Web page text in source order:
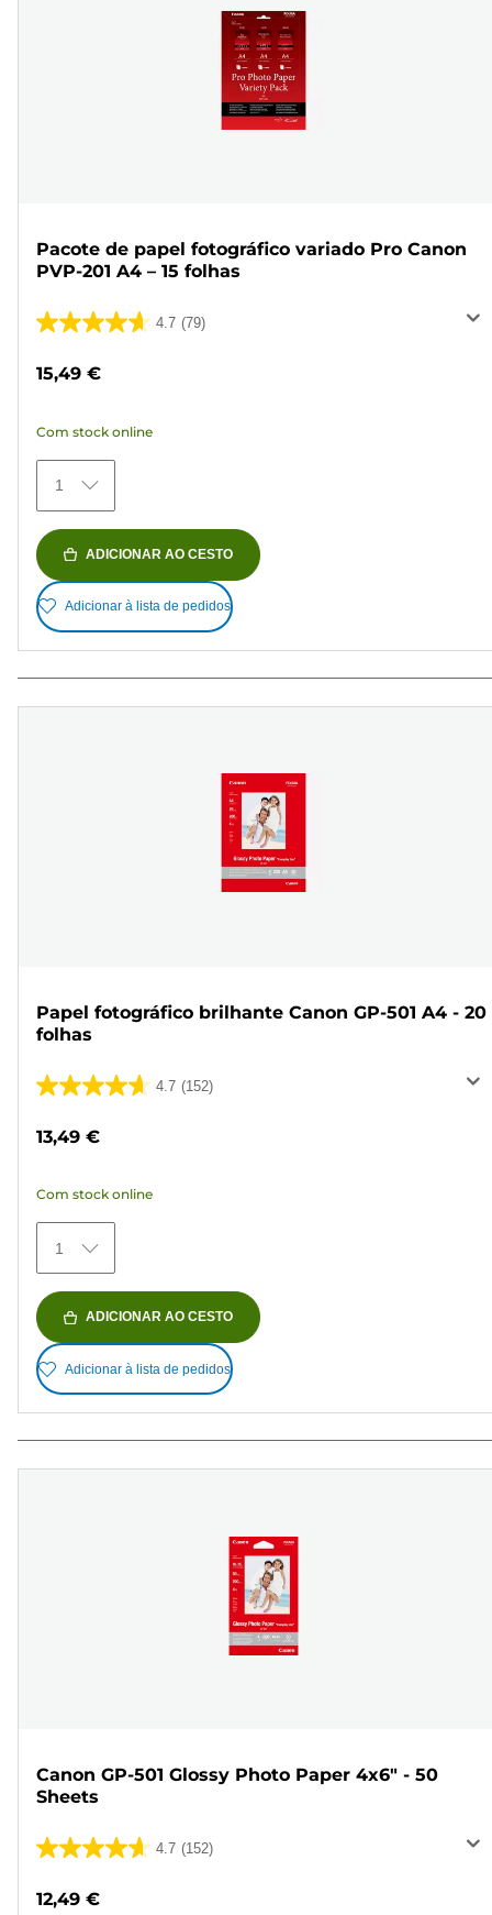
Pacote de papel fotográfico variado Pro Canon
PVP-201 A4 – 15 folhas
4.7 (79)
4.7
79
análises
15,49 €
Com stock online
1
ADICIONAR AO CESTO
Adicionar à lista de pedidos
Papel fotográfico brilhante Canon GP-501 A4 - 20
folhas
4.7 (152)
4.7
5
152
análises
13,49 €
Com stock online
1
ADICIONAR AO CESTO
Adicionar à lista de pedidos
Canon GP-501 Glossy Photo Paper 4x6" - 50
Sheets
4.7 (152)
4.7
12,49 €